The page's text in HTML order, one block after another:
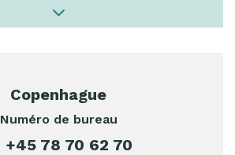
Copenhague
Numéro de bureau
+45 78 70 62 70